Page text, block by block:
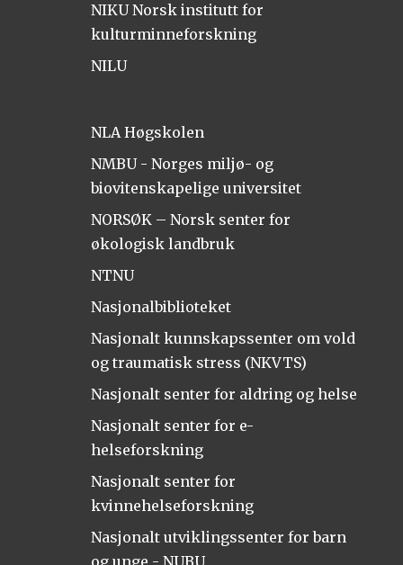
NIKU Norsk institutt for
kulturminneforskning
NILU
NLA Høgskolen
NMBU - Norges miljø- og
biovitenskapelige universitet
NORSØK – Norsk senter for
økologisk landbruk
NTNU
Nasjonalbiblioteket
Nasjonalt kunnskapssenter om vold
og traumatisk stress (NKVTS)
Nasjonalt senter for aldring og helse
Nasjonalt senter for e-
helseforskning
Nasjonalt senter for
kvinnehelseforskning
Nasjonalt utviklingssenter for barn
og unge - NUBU